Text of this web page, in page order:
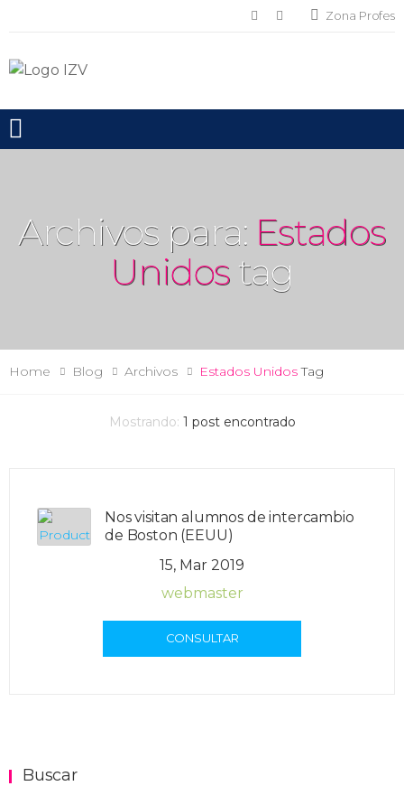
Zona Profes
Toggle mobile menu
Archivos para: Estados
Unidos tag
Home Blog Archivos Estados UnidosTag
Mostrando: 1 post encontrado
Nos visitan alumnos de intercambio
de Boston (EEUU)
15, Mar 2019
webmaster
CONSULTAR
Buscar